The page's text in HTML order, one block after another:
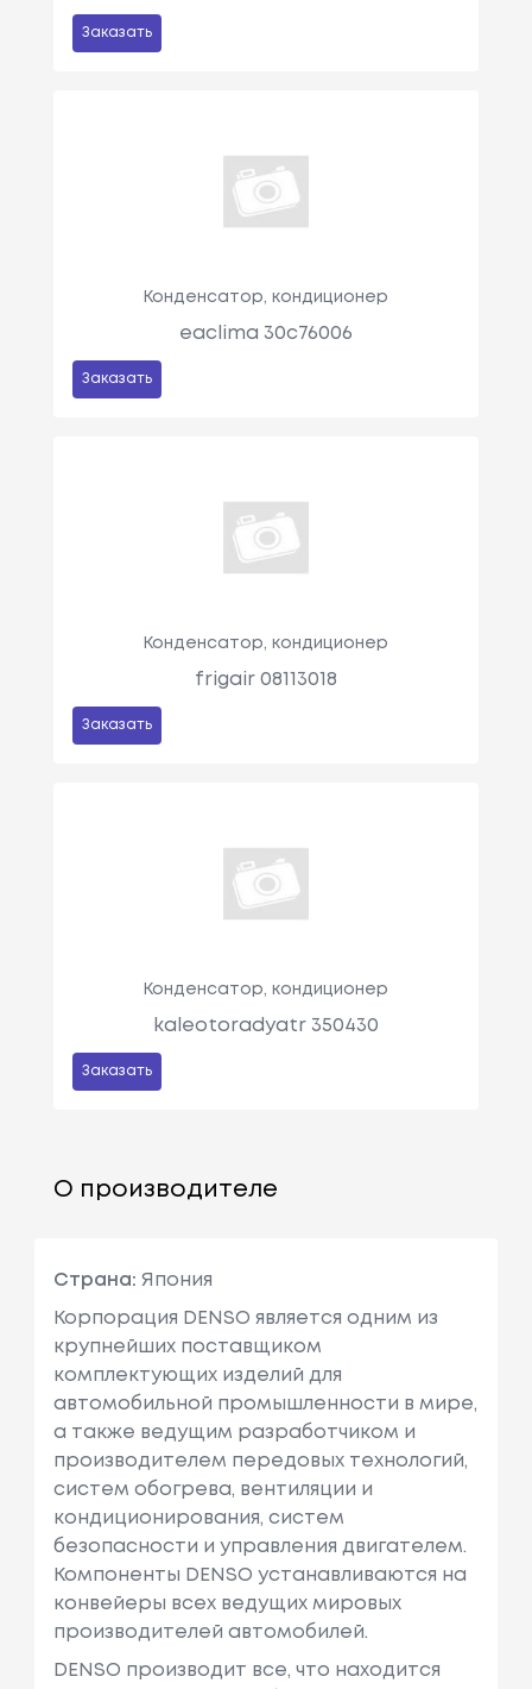
Заказать
Конденсатор, кондиционер
eaclima 30c76006
Заказать
Конденсатор, кондиционер
frigair 08113018
Заказать
Конденсатор, кондиционер
kaleotoradyatr 350430
Заказать
О производителе
Страна: Япония
Корпорация DENSO является одним из
крупнейших поставщиком
комплектующих изделий для
автомобильной промышленности в мире,
а также ведущим разработчиком и
производителем передовых технологий,
систем обогрева, вентиляции и
кондиционирования, систем
безопасности и управления двигателем.
Компоненты DENSO устанавливаются на
конвейеры всех ведущих мировых
производителей автомобилей.
DENSO производит все, что находится